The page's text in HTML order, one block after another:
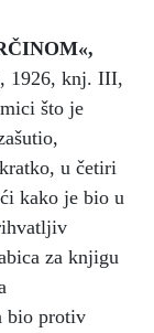
,
1926, knj. III,
što je
u četiri
kako je bio u
za knjigu
bio protiv